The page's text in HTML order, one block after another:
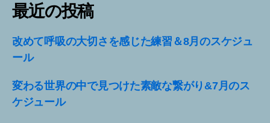
最近の投稿
改めて呼吸の大切さを感じた練習＆8月のスケジュ
ール
変わる世界の中で見つけた素敵な繋がり&7月のス
ケジュール